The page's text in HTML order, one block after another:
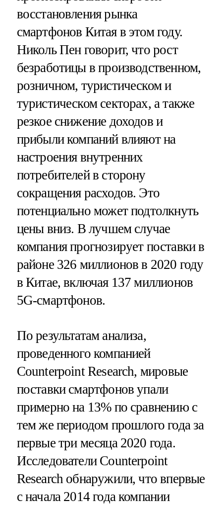
восстановления рынка
смартфонов Китая в этом году.
Николь Пен говорит, что рост
безработицы в производственном,
розничном, туристическом и
туристическом секторах, а также
резкое снижение доходов и
прибыли компаний влияют на
настроения внутренних
потребителей в сторону
сокращения расходов. Это
потенциально может подтолкнуть
цены вниз. В лучшем случае
компания прогнозирует поставки в
районе 326 миллионов в 2020 году
в Китае, включая 137 миллионов
5G-смартфонов.
По результатам анализа,
проведенного компанией
Counterpoint Research, мировые
поставки смартфонов упали
примерно на 13% по сравнению с
тем же периодом прошлого года за
первые три месяца 2020 года.
Исследователи Counterpoint
Research обнаружили, что впервые
с начала 2014 года компании